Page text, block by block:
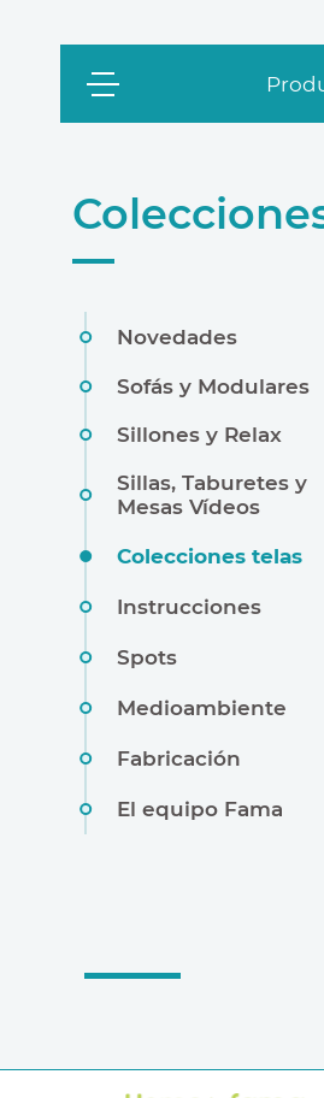
Novedades
Sofás y Modulares
Sillones y Relax
Sillas, Taburetes y
Mesas Vídeos
Colecciones telas
Instrucciones
Spots
Medioambiente
Fabricación
El equipo Fama